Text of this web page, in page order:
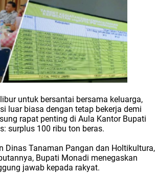
untuk bersantai bersama keluarga,
luar biasa dengan tetap bekerja demi
rapat penting di Aula Kantor Bupati
surplus 100 ribu ton beras.
Dinas Tanaman Pangan dan Holtikultura,
Bupati Monadi menegaskan
jawab kepada rakyat.